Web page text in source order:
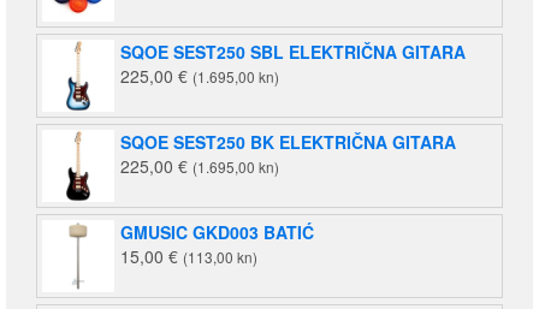
SQOE SEST250 SBL ELEKTRIČNA GITARA
225,00 € (1.695,00 kn)
SQOE SEST250 BK ELEKTRIČNA GITARA
225,00 € (1.695,00 kn)
GMUSIC GKD003 BATIĆ
15,00 € (113,00 kn)